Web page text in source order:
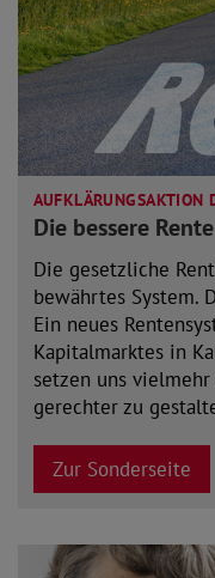
AUFKLÄRUNGSAKTION
Die bessere Rente
Die gesetzliche
bewährtes System.
Ein neues
Kapitalmarktes in
setzen uns
gerechter zu
Zur Sonderseite